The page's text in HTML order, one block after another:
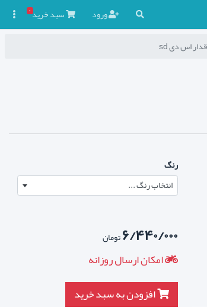
ورود سبدخرید۰
رنگ
انتخاب رنگ ...
۶/۴۴۰/۰۰۰تومان
امکان ارسال روزانه
افزودن به سبد خرید